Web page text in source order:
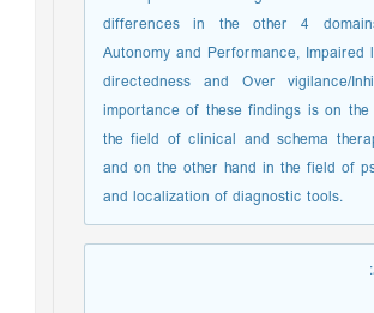
differences in the other 4
Autonomy and Performance, Impaired
directedness and Over vigilance/
importance of these findings is on
the field of clinical and schema
and on the other hand in the field of
and localization of diagnostic tools.